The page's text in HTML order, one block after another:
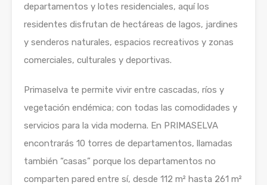
departamentos y lotes residenciales, aquí los
residentes disfrutan de hectáreas de lagos, jardines
y senderos naturales, espacios recreativos y zonas
comerciales, culturales y deportivas.
Primaselva te permite vivir entre cascadas, ríos y
vegetación endémica; con todas las comodidades y
servicios para la vida moderna. En PRIMASELVA
encontrarás 10 torres de departamentos, llamadas
también “casas” porque los departamentos no
comparten pared entre sí, desde 112 m² hasta 261 m²